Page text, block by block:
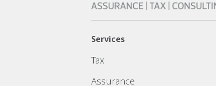
Services
Tax
Assurance